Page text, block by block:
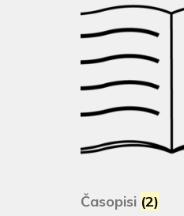
Časopisi (2)